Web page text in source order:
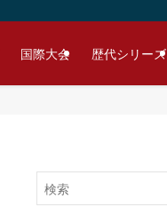
国際大会 歴代シリーズ